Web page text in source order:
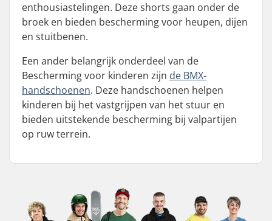
enthousiastelingen. Deze shorts gaan onder de
broek en bieden bescherming voor heupen, dijen
en stuitbenen.
Een ander belangrijk onderdeel van de
Bescherming voor kinderen zijn de BMX-
handschoenen. Deze handschoenen helpen
kinderen bij het vastgrijpen van het stuur en
bieden uitstekende bescherming bij valpartijen
op ruw terrein.